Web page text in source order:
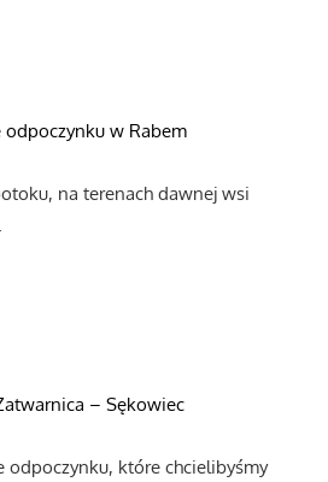
odpoczynku w Rabem
na terenach dawnej wsi
– Sękowiec
odpoczynku, które chcielibyśmy